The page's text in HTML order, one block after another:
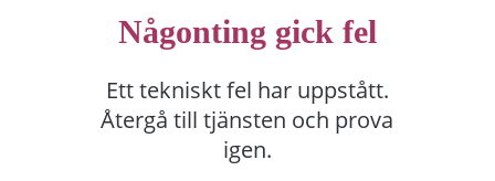
Någonting gick fel
Ett tekniskt fel har uppstått.
Återgå till tjänsten och prova
igen.